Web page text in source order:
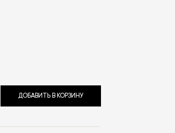
ДОБАВИТЬ В КОРЗИНУ